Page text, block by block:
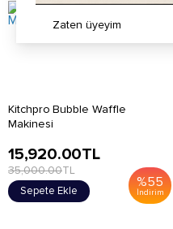
Kitchpro Bubble Waffle
Makinesi
%55
İndirim
15,920.00TL
35,000.00TL
Sepete Ekle
Zaten üyeyim